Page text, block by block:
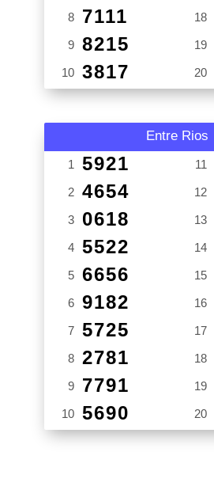
8 7111
9 8215
10 3817
18
19
20
Entre Rios
1 5921
2 4654
3 0618
4 5522
5 6656
6 9182
7 5725
8 2781
9 7791
10 5690
11
12
13
14
15
16
17
18
19
20